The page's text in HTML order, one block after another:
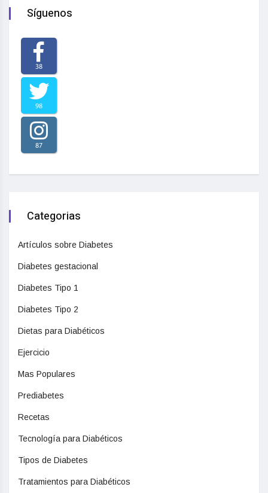
Síguenos
38
98
87
Categorias
Artículos sobre Diabetes
Diabetes gestacional
Diabetes Tipo 1
Diabetes Tipo 2
Dietas para Diabéticos
Ejercicio
Mas Populares
Prediabetes
Recetas
Tecnología para Diabéticos
Tipos de Diabetes
Tratamientos para Diabéticos